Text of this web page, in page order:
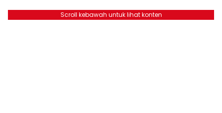
Scroll kebawah untuk lihat konten